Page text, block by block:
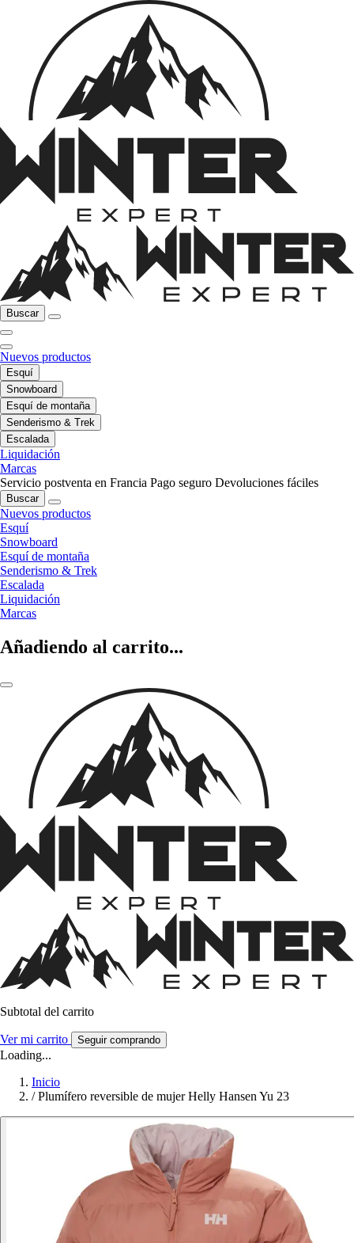
Buscar
Nuevos productos
Esquí
Snowboard
Esquí de montaña
Senderismo & Trek
Escalada
Liquidación
Marcas
Servicio postventa en Francia Pago seguro Devoluciones fáciles
Buscar
Nuevos productos
Esquí
Snowboard
Esquí de montaña
Senderismo & Trek
Escalada
Liquidación
Marcas
Añadiendo al carrito...
Subtotal del carrito
Ver mi carrito Seguir comprando
Loading...
Inicio
/ Plumífero reversible de mujer Helly Hansen Yu 23